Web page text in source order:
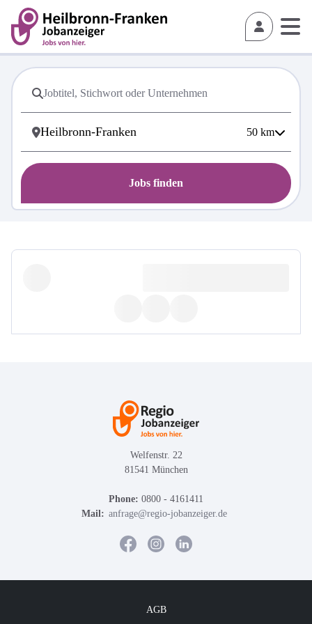
50 km
Jobs finden
Welfenstr. 22
81541 München
Phone: 0800 - 4161411
Mail: anfrage@regio-jobanzeiger.de
AGB